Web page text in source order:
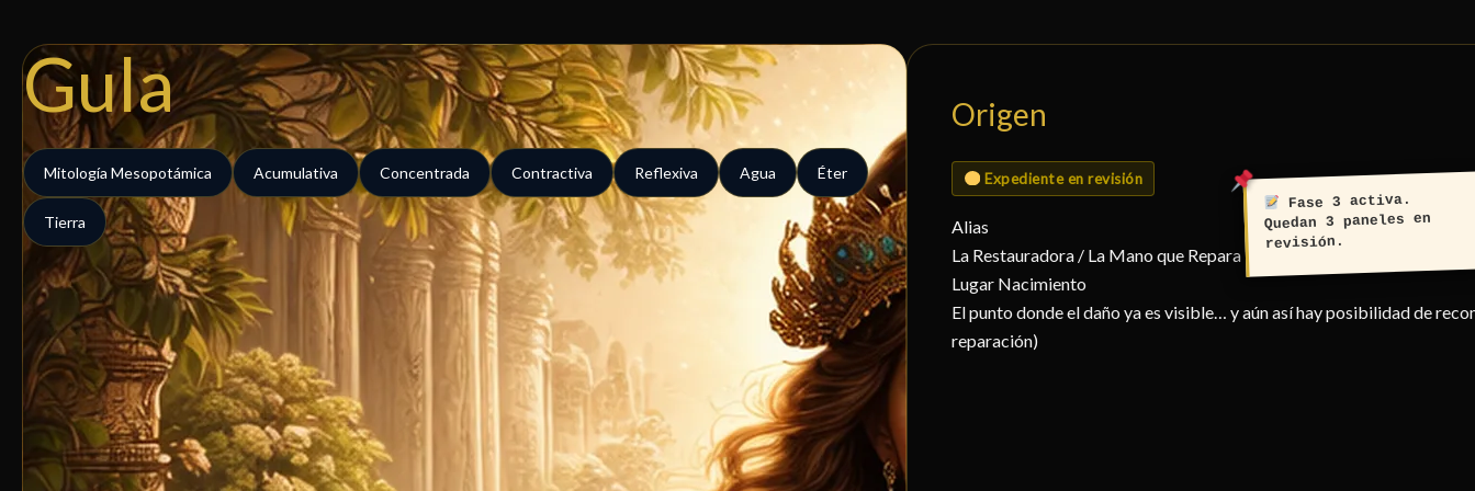
contenido
Gula
Mitología Mesopotámica Acumulativa Concentrada Contractiva Reflexiva Agua Éter
Tierra
Origen
Expediente en revisión
Alias
La Restauradora / La Mano que Repara
Lugar Nacimiento
El punto donde el daño ya es visible… y aún así hay posibilidad de
reparación)
Fase 3 activa.
Quedan 3 paneles en
revisión.